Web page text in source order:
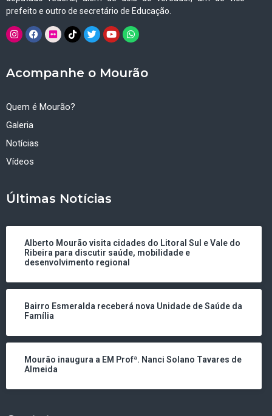
prefeito e outro de secretário de Educação.
Acompanhe o Mourão
Quem é Mourão?
Galeria
Notícias
Vídeos
Últimas Notícias
Alberto Mourão visita cidades do Litoral Sul e Vale do
Ribeira para discutir saúde, mobilidade e
desenvolvimento regional
Bairro Esmeralda receberá nova Unidade de Saúde da
Família
Mourão inaugura a EM Profª. Nanci Solano Tavares de
Almeida